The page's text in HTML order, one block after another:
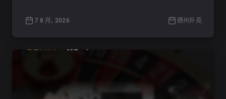
7 8 月, 2026 德州扑克